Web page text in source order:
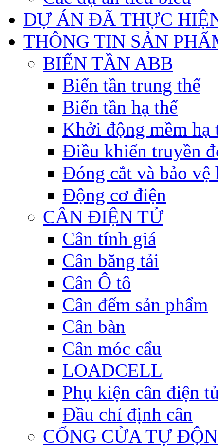
DỰ ÁN ĐÃ THỰC
THÔNG TIN SẢN
BIẾN TẦN ABB
Biến tần trung thế
Biến tần hạ thế
Khởi động mềm hạ
Điều khiển truyền
Đóng cắt và bảo vệ
Động cơ điện
CÂN ĐIỆN TỬ
Cân tính giá
Cân băng tải
Cân Ô tô
Cân đếm sản phẩm
Cân bàn
Cân móc cẩu
LOADCELL
Phụ kiện cân điện
Đầu chỉ định cân
CỔNG CỬA TỰ